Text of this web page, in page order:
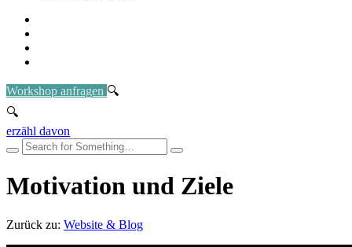
Workshop anfragen
erzähl davon
Motivation und Ziele
Zurück zu: Website & Blog